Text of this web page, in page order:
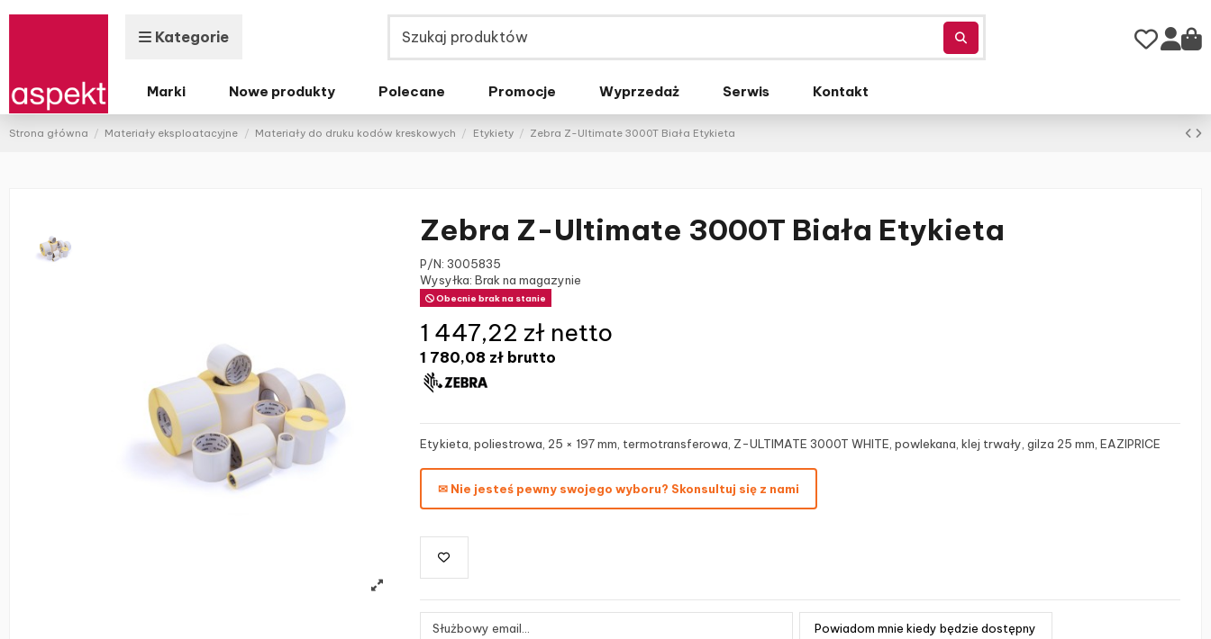
Kategorie
Marki Nowe produkty Polecane Promocje Wyprzedaż Serwis Kontakt
Strona główna Materiały eksploatacyjne Materiały do druku kodów kreskowych Etykiety Zebra Z-Ultimate 3000T Biała Etykieta
Zebra Z-Ultimate 3000T Biała Etykieta
P/N: 3005835
Wysyłka: Brak na magazynie
Obecnie brak na stanie
1 780,08 zł brutto
1 447,22 zł netto
Etykieta, poliestrowa, 25 × 197 mm, termotransferowa, Z-ULTIMATE 3000T WHITE, powlekana, klej trwały, gilza 25 mm, EAZIPRICE
✉ Nie jesteś pewny swojego wyboru? Skonsultuj się z nami